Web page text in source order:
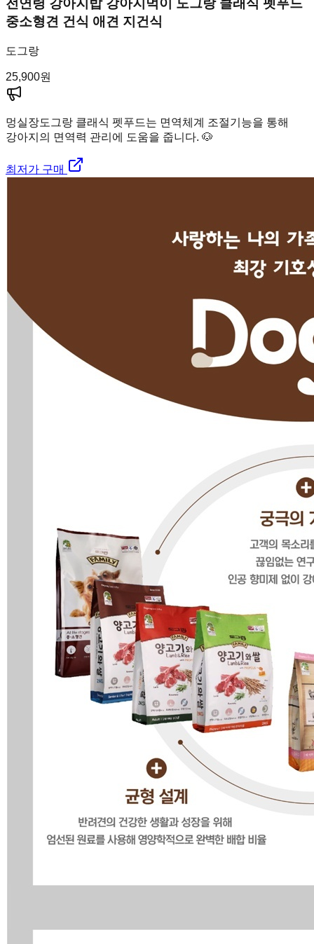
전연령 강아지밥 강아지먹이 도그랑 클래식 펫푸드
중소형견 건식 애견 지건식
도그랑
25,900원
멍실장도그랑 클래식 펫푸드는 면역체계 조절기능을 통해
강아지의 면역력 관리에 도움을 줍니다. 🐶
최저가 구매